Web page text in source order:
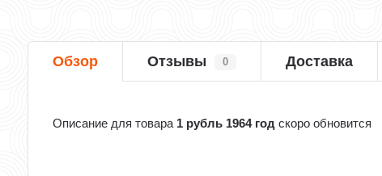
Обзор Отзывы 0 Доставка
Описание для товара 1 рубль 1964 год скоро обновится